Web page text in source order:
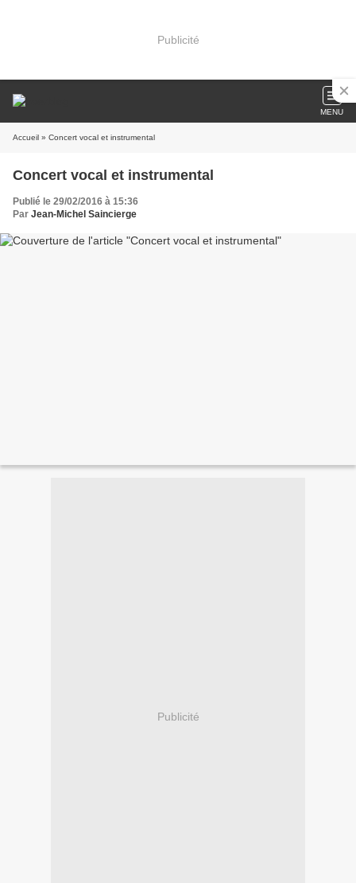
Publicité
MENU
Accueil » Concert vocal et instrumental
Concert vocal et instrumental
Publié le 29/02/2016 à 15:36
Par Jean-Michel Saincierge
Publicité